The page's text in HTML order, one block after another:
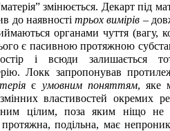
змінюється. Декарт під
до наявностітрьох вимірів –
органами чуття (вагу,
є пасивною протяжною
і всюди залишається
Локк запропонував
є умовним поняттям, яке
властивостей окремих
цілим, поза яким ніщо не
подільна, має